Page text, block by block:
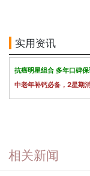
实用资讯
抗癌明星组合 多年口碑
中老年补钙必备，2星期
相关新闻